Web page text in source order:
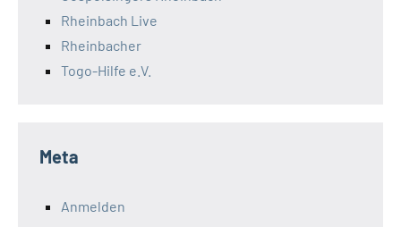
Rheinbach Live
Rheinbacher
Togo-Hilfe e.V.
Meta
Anmelden